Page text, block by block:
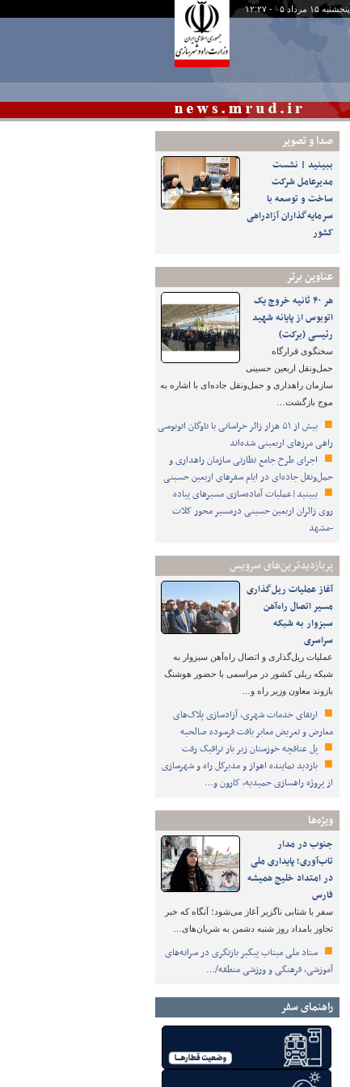
پنجشنبه ۱۵ مرداد ۰۵ - ۱۲:۲۷
صدا و تصوير
ببینید | نشست
مدیرعامل شرکت
ساخت و توسعه با
سرمایه‌گذاران آزادراهی
کشور
عناوین برتر
هر ۴۰ ثانیه خروج یک
اتوبوس از پایانه شهید
رئیسی (برکت)
سخنگوی قرارگاه
حمل‌ونقل اربعین حسینی
سازمان راهداری و حمل‌ونقل جاده‌ای با اشاره به
موج بازگشت…
بیش از ۵۱ هزار زائر خراسانی با ناوگان اتوبوسی
راهی مرزهای اربعینی شده‌اند
اجرای طرح جامع نظارتی سازمان راهداری و
حمل‌ونقل جاده‌ای در ایام سفرهای اربعین حسینی
ببینید|عملیات آماده‌سازی مسیرهای پیاده
روی زائران اربعین حسینی درمسیر محور کلات
-مشهد
پربازدیدترین‌های سرویس
آغاز عملیات ریل‌گذاری
مسیر اتصال راه‌آهن
سبزوار به شبکه
سراسری
عملیات ریل‌گذاری و اتصال راه‌آهن سبزوار به
شبکه ریلی کشور در مراسمی با حضور هوشنگ
بازوند معاون وزیر راه و…
ارتقای خدمات شهری، آزادسازی پلاک‌های
معارض و تعریض معابر بافت فرسوده صالحیه
پل عنافچه خوزستان زیر بار ترافیک رفت
بازدید نماینده اهواز و مدیرکل راه و شهرسازی
از پروژه راهسازی حمیدیه، کارون و…
ویژه‌ها
جنوب در مدار
تاب‌آوری؛ پایداری ملی
در امتداد خلیج همیشه
فارس
سفر با شتابی ناگزیر آغاز می‌شود؛ آنگاه که خبر
تجاوز بامداد روز شنبه دشمن به شریان‌های…
ستاد ملی میناب پیگیر بازنگری در سرانه‌های
آموزشی، فرهنگی و ورزشی منطقه/…
راهنمای سفر